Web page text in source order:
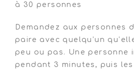
à 30 personnes
Demandez aux personnes
paire avec quelqu’un
peu ou pas. Une personne
pendant 3 minutes, puis